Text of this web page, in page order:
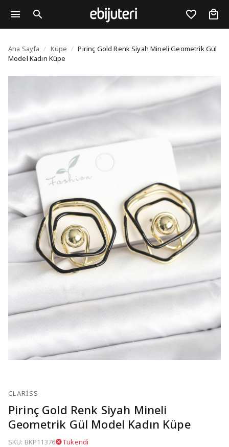
Pirinç Gold Renk
Ana Sayfa / Küpe / Pirinç Gold Renk Siyah Mineli Geometrik Gül
Model Kadın Küpe
CLARISS
Pirinç Gold Renk Siyah Mineli
Geometrik Gül Model Kadın Küpe
SKU: BKP11376 Tükendi